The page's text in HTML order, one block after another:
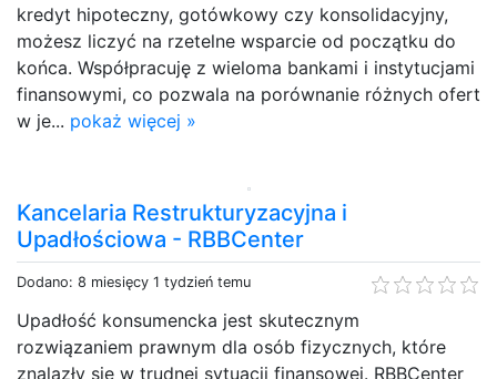
kredyt hipoteczny, gotówkowy czy konsolidacyjny,
możesz liczyć na rzetelne wsparcie od początku do
końca. Współpracuję z wieloma bankami i instytucjami
finansowymi, co pozwala na porównanie różnych ofert
w je... pokaż więcej »
Kancelaria Restrukturyzacyjna i
Upadłościowa - RBBCenter
Dodano: 8 miesięcy 1 tydzień temu
Upadłość konsumencka jest skutecznym
rozwiązaniem prawnym dla osób fizycznych, które
znalazły się w trudnej sytuacji finansowej. RBBCenter